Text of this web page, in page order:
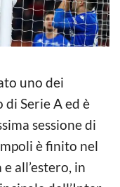
uno dei
Serie A ed è
sessione di
è finito nel
all’estero, in